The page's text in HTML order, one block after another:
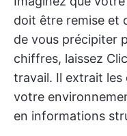
doit être remise et
de vous précipiter
chiffres, laissez
travail. Il extrait les
votre
en informations